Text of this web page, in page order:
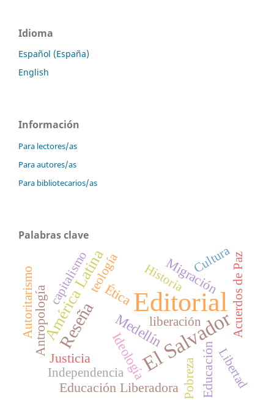
Idioma
Español (España)
English
Información
Para lectores/as
Para autores/as
Para bibliotecarios/as
Palabras clave
Editorial
El Salvador
Reseña
América LatinaMedellín
Migración
Ideología
Antropología
Educación
Ética
Educación Liberadora
Justicia
teología
Autoritarismo Historia
Libertad
liberación
Cultura
capitalismo
Pobreza
Acuerdos de Paz
Independencia